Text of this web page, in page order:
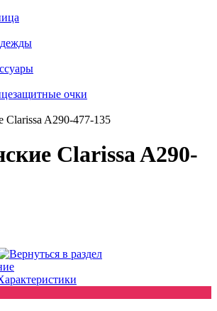
очки
A290-477-135
Clarissa A290-